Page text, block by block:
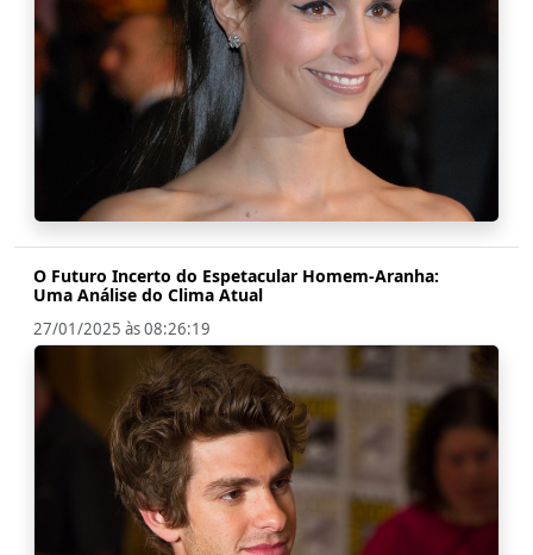
O Futuro Incerto do Espetacular Homem-Aranha:
Uma Análise do Clima Atual
27/01/2025 às 08:26:19